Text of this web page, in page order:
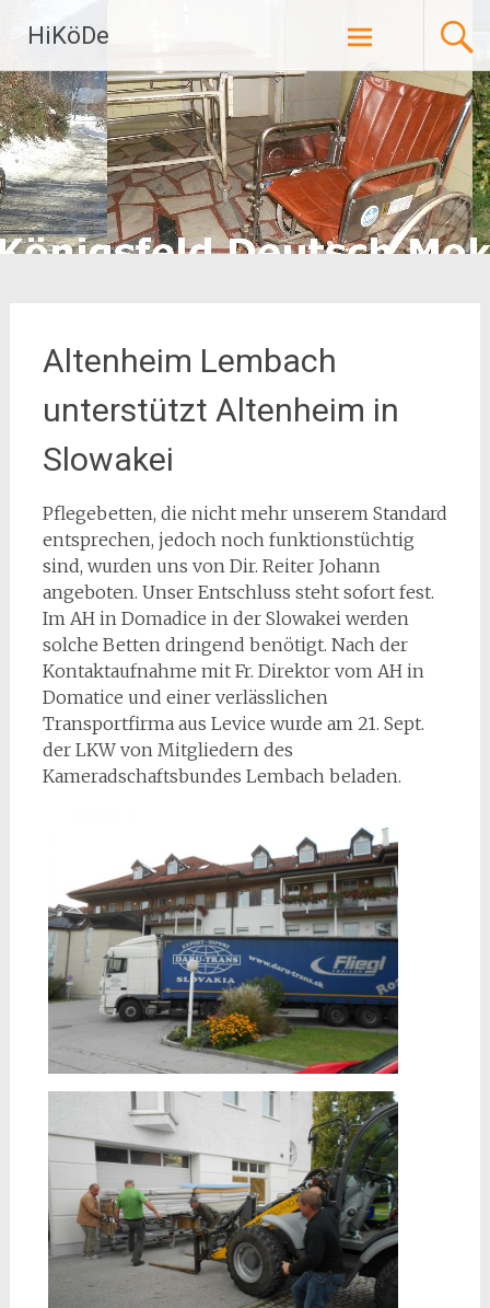
Inhalt
springen
HiKöDe
Altenheim Lembach
unterstützt Altenheim in
Slowakei
Pflegebetten, die nicht mehr unserem Standard
entsprechen, jedoch noch funktionstüchtig
sind, wurden uns von Dir. Reiter Johann
angeboten. Unser Entschluss steht sofort fest.
Im AH in Domadice in der Slowakei werden
solche Betten dringend benötigt. Nach der
Kontaktaufnahme mit Fr. Direktor vom AH in
Domatice und einer verlässlichen
Transportfirma aus Levice wurde am 21. Sept.
der LKW von Mitgliedern des
Kameradschaftsbundes Lembach beladen.